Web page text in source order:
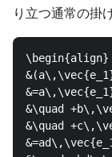
り立つ通常の掛
\begin{align}
&\quad
&\quad